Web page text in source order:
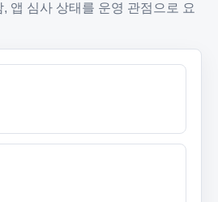
앱 심사 상태를 운영 관점으로 요